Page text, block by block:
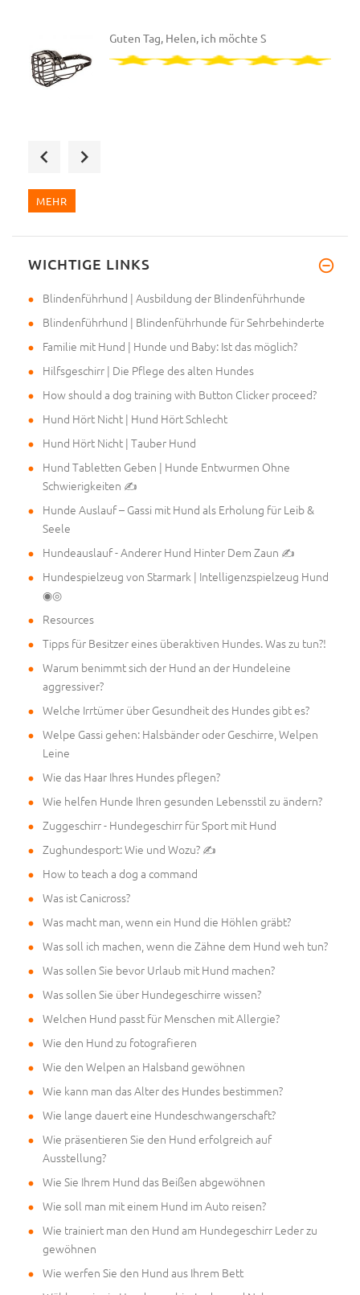
Guten Tag, Helen, ich möchte S
Sehr geehrte Helen, schon gest
MEHR
WICHTIGE LINKS
Blindenführhund | Ausbildung der Blindenführhunde
Blindenführhund | Blindenführhunde für Sehrbehinderte
Familie mit Hund | Hunde und Baby: Ist das möglich?
Hilfsgeschirr | Die Pflege des alten Hundes
How should a dog training with Button Clicker proceed?
Hund Hört Nicht | Hund Hört Schlecht
Hund Hört Nicht | Tauber Hund
Hund Tabletten Geben | Hunde Entwurmen Ohne
Schwierigkeiten ✍
Hunde Auslauf – Gassi mit Hund als Erholung für Leib &
Seele
Hundeauslauf - Anderer Hund Hinter Dem Zaun ✍
Hundespielzeug von Starmark | Intelligenzspielzeug Hund
◉◎
Resources
Tipps für Besitzer eines überaktiven Hundes. Was zu tun?!
Warum benimmt sich der Hund an der Hundeleine
aggressiver?
Welche Irrtümer über Gesundheit des Hundes gibt es?
Welpe Gassi gehen: Halsbänder oder Geschirre, Welpen
Leine
Wie das Haar Ihres Hundes pflegen?
Wie helfen Hunde Ihren gesunden Lebensstil zu ändern?
Zuggeschirr - Hundegeschirr für Sport mit Hund
Zughundesport: Wie und Wozu? ✍
How to teach a dog a command
Was ist Canicross?
Was macht man, wenn ein Hund die Höhlen gräbt?
Was soll ich machen, wenn die Zähne dem Hund weh tun?
Was sollen Sie bevor Urlaub mit Hund machen?
Was sollen Sie über Hundegeschirre wissen?
Welchen Hund passt für Menschen mit Allergie?
Wie den Hund zu fotografieren
Wie den Welpen an Halsband gewöhnen
Wie kann man das Alter des Hundes bestimmen?
Wie lange dauert eine Hundeschwangerschaft?
Wie präsentieren Sie den Hund erfolgreich auf
Ausstellung?
Wie Sie Ihrem Hund das Beißen abgewöhnen
Wie soll man mit einem Hund im Auto reisen?
Wie trainiert man den Hund am Hundegeschirr Leder zu
gewöhnen
Wie werfen Sie den Hund aus Ihrem Bett